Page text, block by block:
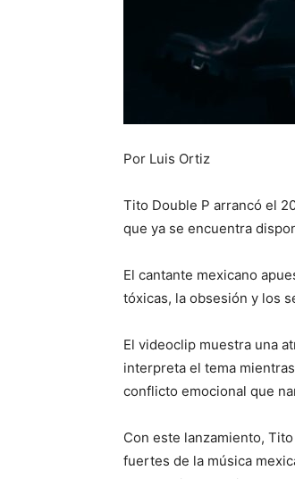
Por Luis Ortiz
Tito Double P arrancó el
que ya se encuentra
El cantante mexicano
tóxicas, la obsesión y los
El videoclip muestra una
interpreta el tema
conflicto emocional que
Con este lanzamiento,
fuertes de la música